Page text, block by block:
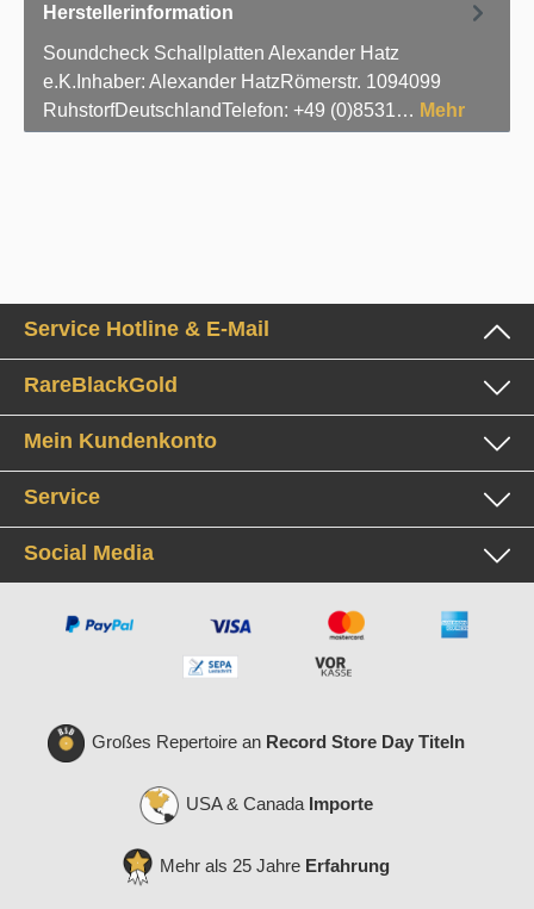
Herstellerinformation
Soundcheck Schallplatten Alexander Hatz
e.K.Inhaber: Alexander HatzRömerstr. 1094099
RuhstorfDeutschlandTelefon: +49 (0)8531… Mehr
Service Hotline & E-Mail
RareBlackGold
Mein Kundenkonto
Service
Social Media
Großes Repertoire an Record Store Day Titeln
USA & Canada Importe
Mehr als 25 Jahre Erfahrung